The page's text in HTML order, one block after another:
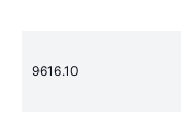
9616.10